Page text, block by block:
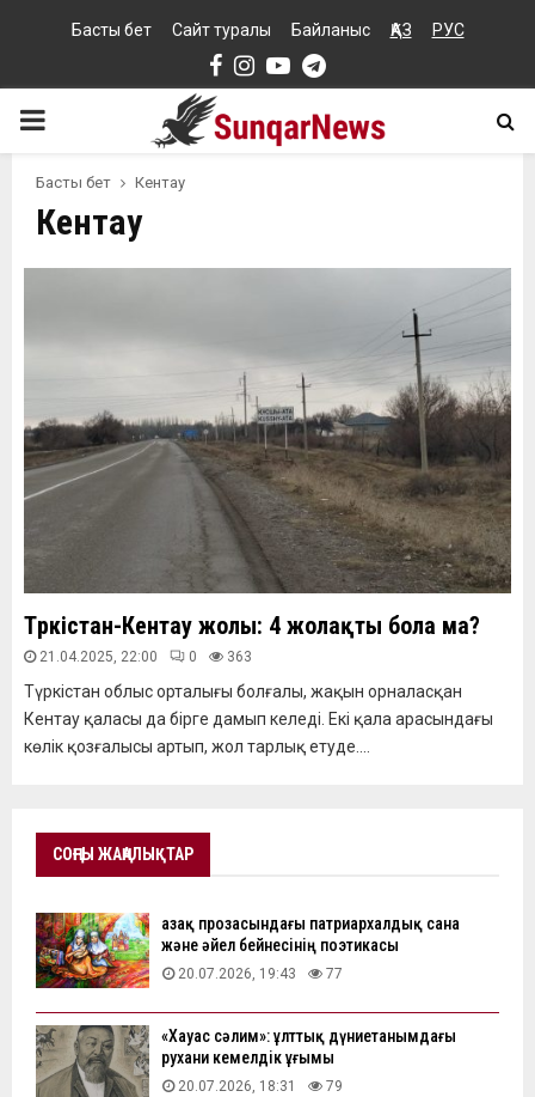
Басты бет Сайт туралы Байланыс ҚАЗ РУС
Facebook
Instagram
YoutubeTelegram
PRIMARY
MENU
Басты бет Кентау
Кентау
Түркістан-Кентау жолы: 4 жолақты бола ма?
21.04.2025, 22:00 0 363
Түркістан облыс орталығы болғалы, жақын орналасқан
Кентау қаласы да бірге дамып келеді. Екі қала арасындағы
көлік қозғалысы артып, жол тарлық етуде....
СОҢҒЫ ЖАҢАЛЫҚТАР
Қазақ прозасындағы патриархалдық сана
және әйел бейнесінің поэтикасы
20.07.2026, 19:43 77
«Хауас сәлим»: ұлттық дүниетанымдағы
рухани кемелдік ұғымы
20.07.2026, 18:31 79